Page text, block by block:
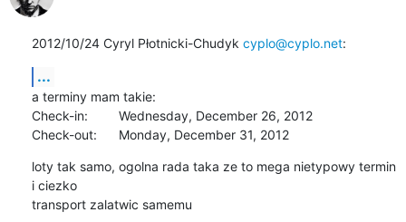
2012/10/24 Cyryl Płotnicki-Chudyk cyplo@cyplo.net:
...
a terminy mam takie:
Check-in: 	Wednesday, December 26, 2012
Check-out: 	Monday, December 31, 2012
loty tak samo, ogolna rada taka ze to mega nietypowy termin
i ciezko
transport zalatwic samemu